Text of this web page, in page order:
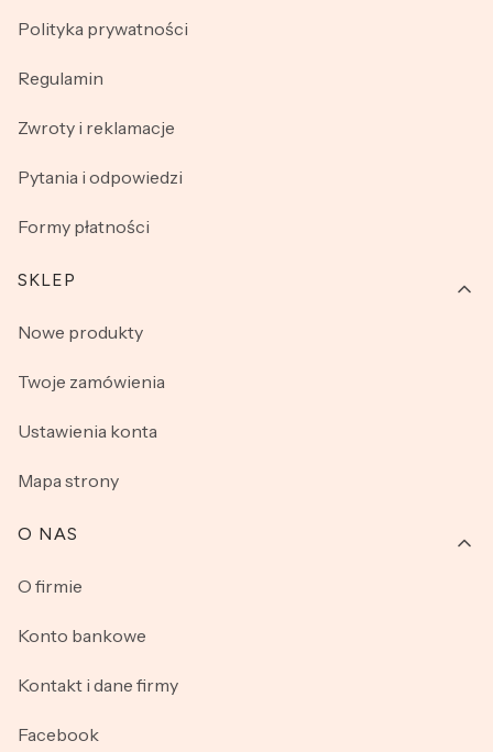
Polityka prywatności
Regulamin
Zwroty i reklamacje
Pytania i odpowiedzi
Formy płatności
SKLEP
Nowe produkty
Twoje zamówienia
Ustawienia konta
Mapa strony
O NAS
O firmie
Konto bankowe
Kontakt i dane firmy
Facebook